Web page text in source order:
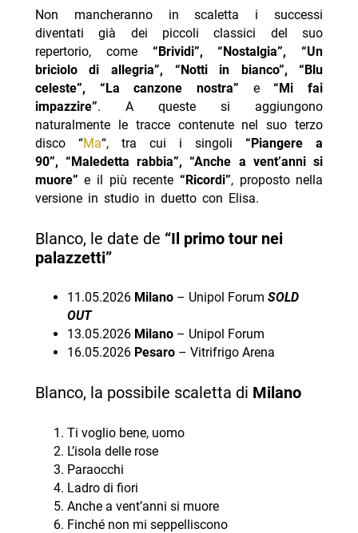
Non mancheranno in scaletta i successi
diventati già dei piccoli classici del suo
repertorio, come “Brividi”, “Nostalgia”, “Un
briciolo di allegria”, “Notti in bianco”, “Blu
celeste”, “La canzone nostra” e“Mi fai
impazzire”. A queste si aggiungono
naturalmente le tracce contenute nel suo terzo
disco “Ma“, tra cui i singoli“Piangere a
90”, “Maledetta rabbia”, “Anche a vent’anni si
muore”e il più recente “Ricordi”, proposto nella
versione in studio in duetto con Elisa.
Blanco, le date de “Il primo tour nei
palazzetti”
11.05.2026 Milano– Unipol Forum SOLD
OUT
13.05.2026 Milano– Unipol Forum
16.05.2026 Pesaro– Vitrifrigo Arena
Blanco, la possibile scaletta di Milano
Ti voglio bene, uomo
L’isola delle rose
Paraocchi
Ladro di fiori
Anche a vent’anni si muore
Finché non mi seppelliscono